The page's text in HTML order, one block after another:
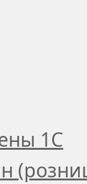
1С